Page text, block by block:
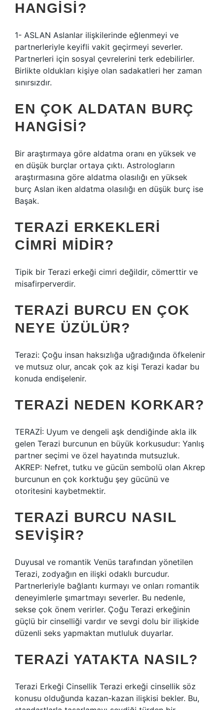
HANGISI?
1- ASLAN Aslanlar ilişkilerinde eğlenmeyi ve
partnerleriyle keyifli vakit geçirmeyi severler.
Partnerleri için sosyal çevrelerini terk edebilirler.
Birlikte oldukları kişiye olan sadakatleri her zaman
sınırsızdır.
EN ÇOK ALDATAN BURÇ
HANGISI?
Bir araştırmaya göre aldatma oranı en yüksek ve
en düşük burçlar ortaya çıktı. Astrologların
araştırmasına göre aldatma olasılığı en yüksek
burç Aslan iken aldatma olasılığı en düşük burç ise
Başak.
TERAZI ERKEKLERI
CIMRI MIDIR?
Tipik bir Terazi erkeği cimri değildir, cömerttir ve
misafirperverdir.
TERAZI BURCU EN ÇOK
NEYE ÜZÜLÜR?
Terazi: Çoğu insan haksızlığa uğradığında öfkelenir
ve mutsuz olur, ancak çok az kişi Terazi kadar bu
konuda endişelenir.
TERAZI NEDEN KORKAR?
TERAZİ: Uyum ve dengeli aşk dendiğinde akla ilk
gelen Terazi burcunun en büyük korkusudur: Yanlış
partner seçimi ve özel hayatında mutsuzluk.
AKREP: Nefret, tutku ve gücün sembolü olan Akrep
burcunun en çok korktuğu şey gücünü ve
otoritesini kaybetmektir.
TERAZI BURCU NASIL
SEVIŞIR?
Duyusal ve romantik Venüs tarafından yönetilen
Terazi, zodyağın en ilişki odaklı burcudur.
Partnerleriyle bağlantı kurmayı ve onları romantik
deneyimlerle şımartmayı severler. Bu nedenle,
sekse çok önem verirler. Çoğu Terazi erkeğinin
güçlü bir cinselliği vardır ve sevgi dolu bir ilişkide
düzenli seks yapmaktan mutluluk duyarlar.
TERAZI YATAKTA NASIL?
Terazi Erkeği Cinsellik Terazi erkeği cinsellik söz
konusu olduğunda kazan-kazan ilişkisi bekler. Bu,